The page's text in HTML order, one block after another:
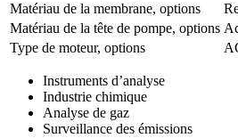
Matériau de la membrane, options
Matériau de la tête de pompe, options
Type de moteur, options
Instruments d’analyse
Industrie chimique
Analyse de gaz
Surveillance des émissions